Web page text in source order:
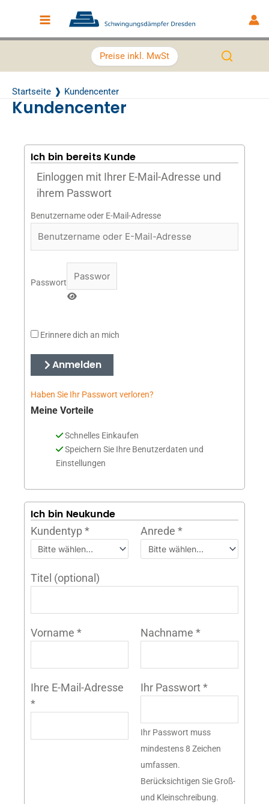
Main Menu
Preise inkl. MwSt
Startseite Kundencenter
Kundencenter
Ich bin bereits Kunde
Einloggen mit Ihrer E-Mail-Adresse und
ihrem Passwort
Benutzername oder E-Mail-Adresse
Passwort
Erinnere dich an mich
Anmelden
Haben Sie Ihr Passwort verloren?
Meine Vorteile
Schnelles Einkaufen
Speichern Sie Ihre Benutzerdaten und
Einstellungen
Ich bin Neukunde
Kundentyp* Anrede*
Titel (optional)
Vorname * Nachname*
Ihre E-Mail-Adresse
*
Ihr Passwort*
Ihr Passwort muss
mindestens 8 Zeichen
umfassen.
Berücksichtigen Sie Groß-
und Kleinschreibung.